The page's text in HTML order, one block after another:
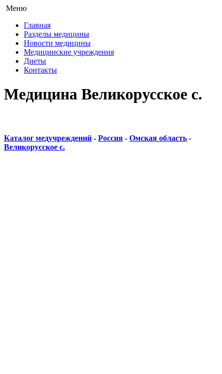
Меню
Главная
Разделы медицины
Новости медицины
Медицинские учреждения
Диеты
Контакты
Медицина Великорусское с.
Каталог медучреждений - Россия - Омская область -
Великорусское с.